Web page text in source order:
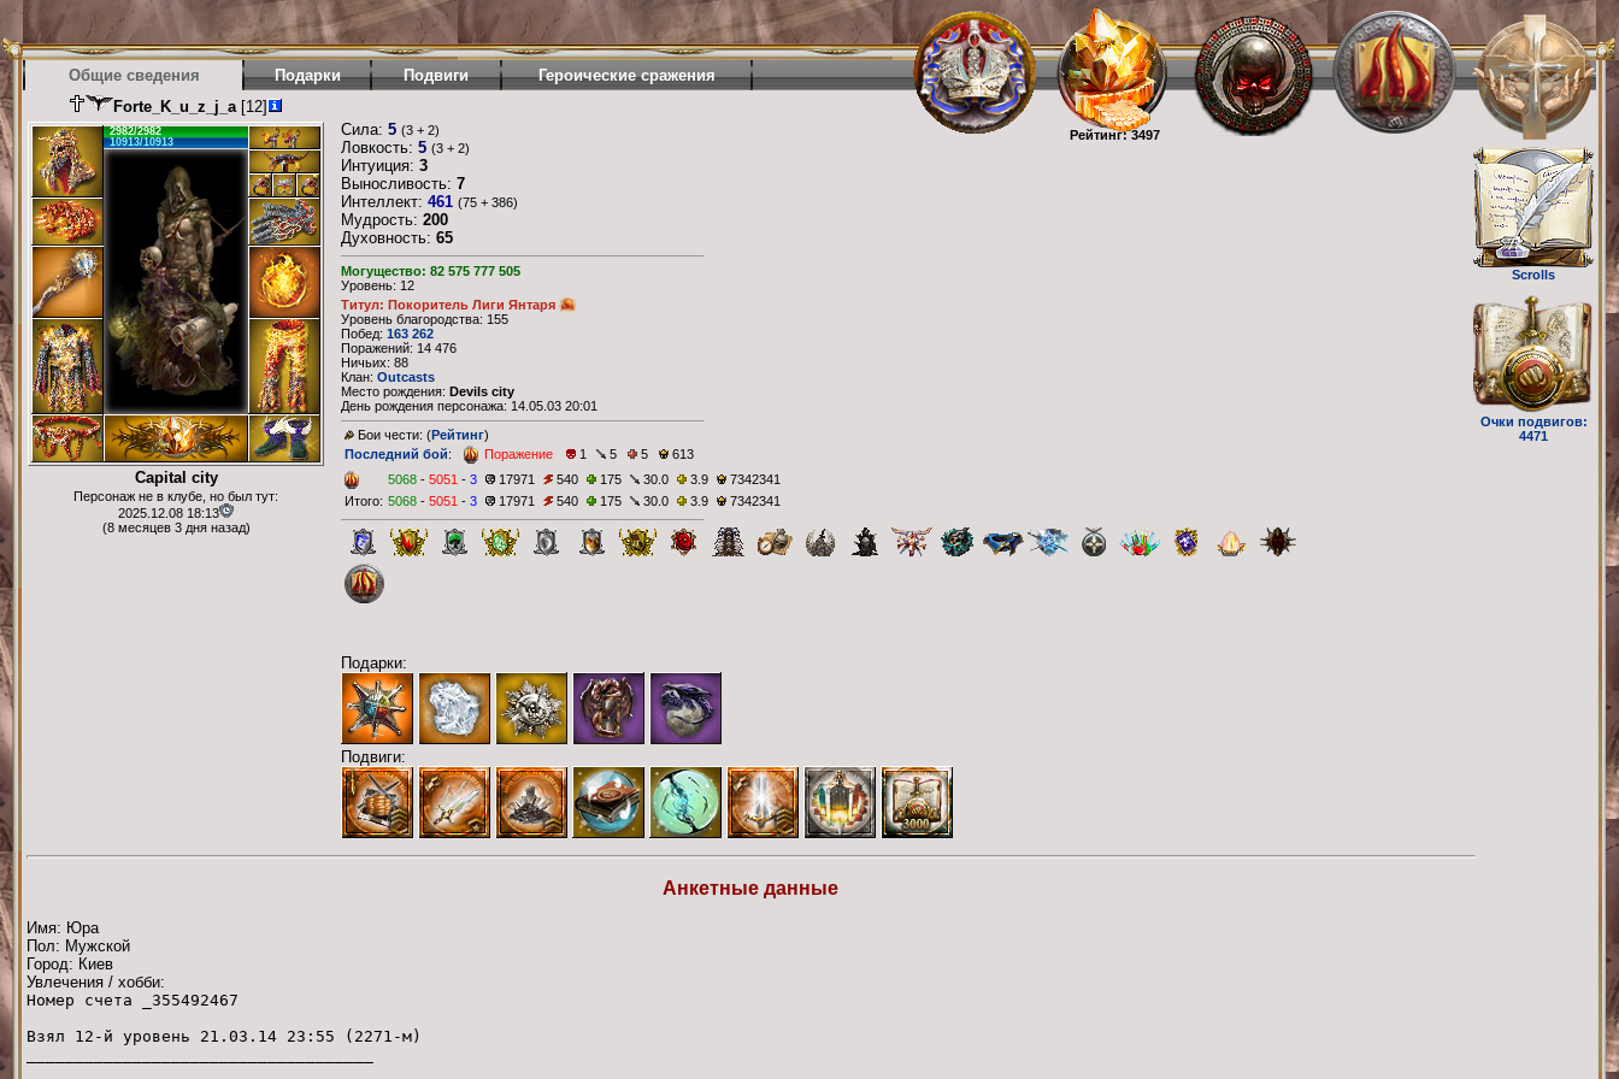
Рейтинг: 3497
Scrolls
Очки подвигов:
4471
Общие сведения Подарки Подвиги
Героические сражения
Forte_K_u_z_j_a[12]
2982/2982
10913/10913
Capital city
Персонаж не в клубе, но был тут:
2025.12.08 18:13
(8 месяцев 3 дня назад)
Сила: 5 (3 + 2)
Ловкость: 5 (3 + 2)
Интуиция: 3
Выносливость: 7
Интеллект: 461 (75 + 386)
Мудрость: 200
Духовность: 65
Могущество: 82 575 777 505
Уровень: 12
Титул: Покоритель Лиги Янтаря
Уровень благородства: 155
Побед: 163 262
Поражений: 14 476
Ничьих: 88
Клан: Outcasts
Место рождения: Devils city
День рождения персонажа: 14.05.03 20:01
Бои чести: (Рейтинг)
Последний бой: Поражение 1 5 5
613
5068 - 5051 - 3 17971 540 175 30.0 3.9
7342341
Итого: 5068 - 5051 - 3 17971 540 175 30.0 3.9 7342341
Подарки:
Подвиги:
Анкетные данные
Имя: Юра
Пол: Мужской
Город: Киев
Увлечения / хобби:
Номер счета _355492467
Взял 12-й уровень 21.03.14 23:55 (2271-м)